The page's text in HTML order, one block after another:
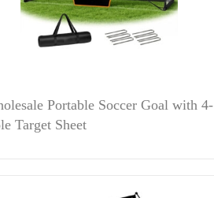
Portable Soccer Goal with 4-
Target Sheet